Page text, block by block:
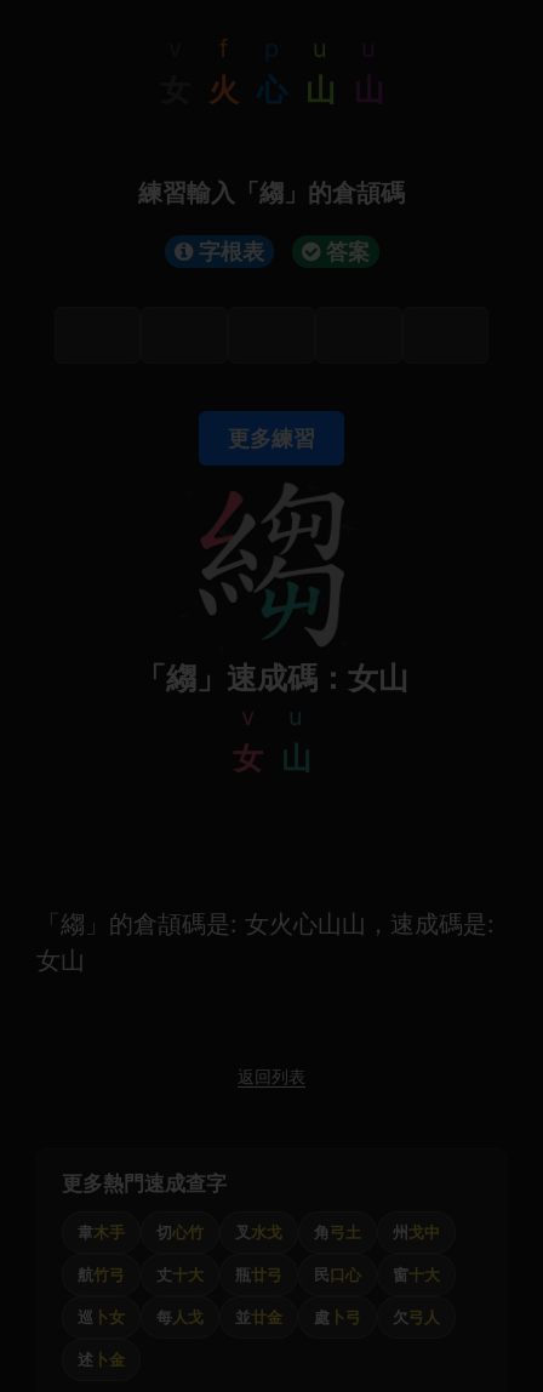
f
火
p
心
u
山
u
山
練習輸入「縐」的倉頡碼
字根表 答案
更多練習
「縐」速成碼：女山
v
女
u
山
「縐」的倉頡碼是: 女火心山山，速成碼是:
女山
返回列表
更多熱門速成查字
韋木手 切心竹 叉 水戈 角弓土 州 戈中
航竹弓 丈十大 瓶廿弓 民口心 窗十大
巡 卜女 每人戈 並廿金 處 卜弓 欠弓人
述 卜金